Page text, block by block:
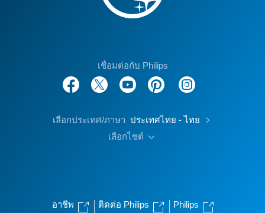
เชื่อมต่อกับ Philips
เลือกประเทศ/ภาษา ประเทศไทย - ไทย
เลือกไซต์
อาชีพ ติดต่อ Philips Philips